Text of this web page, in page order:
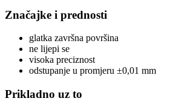
Značajke i prednosti
glatka završna površina
ne lijepi se
visoka preciznost
odstupanje u promjeru ±0,01 mm
Prikladno uz to